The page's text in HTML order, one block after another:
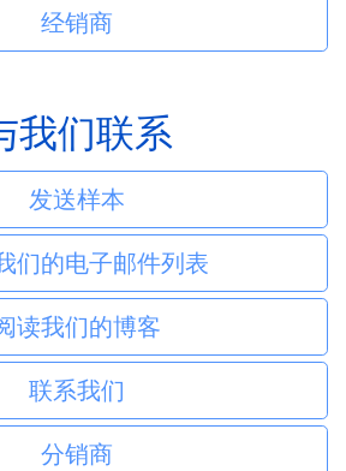
经销商
我们联系
发送样本
们的电子邮件列表
读我们的博客
联系我们
分销商